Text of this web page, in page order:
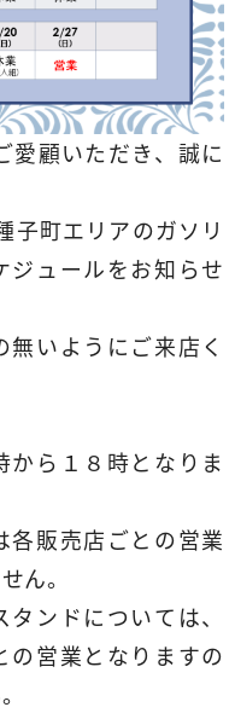
愛顧いただき、誠に
子町エリアのガソリ
ジュールをお知らせ
いようにご来店く
ら１８時となりま
販売店ごとの営業
ん。
ンドについては、
の営業となりますの